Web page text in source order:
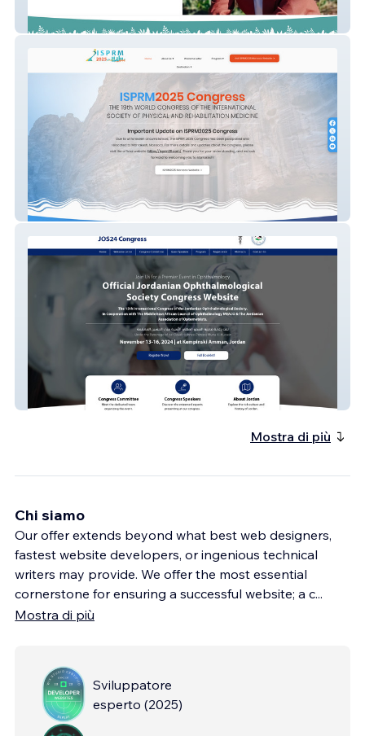
Discover Your Truth
ISPRM2025
JOS24 Congress
Mostra di più
Chi siamo
Our offer extends beyond what best web designers,
fastest website developers, or ingenious technical
writers may provide. We offer the most essential
cornerstone for ensuring a successful website; a c...
Mostra di più
Sviluppatore
esperto (2025)